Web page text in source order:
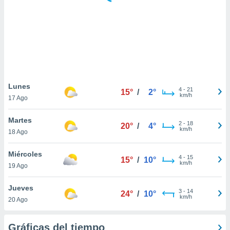
similares
como
sitio
de
traten tus
en
interés
su
Lunes
17 Ago
15° / 2° 4- 21
km/h
Martes
18 Ago
20° / 4° 2- 18
km/h
Miércoles
19 Ago
15° / 10° 4- 15
km/h
Jueves
20 Ago
24° / 10° 3- 14
km/h
Gráficas del tiempo